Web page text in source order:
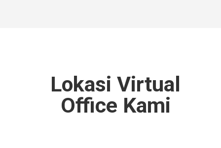
Lokasi Virtual
Office Kami